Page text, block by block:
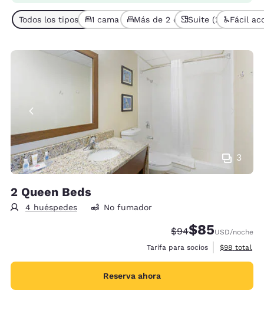
Todos los tipos de habitaciones (5)
1 cama (1) Más de 2 camas (4)
Suite (2) Fácil
3
2 Queen Beds
4 huéspedes No fumador
Tarifa tachada:
$94Tarifa reducida:
$85USD/noche
Tarifa para socios
Ver detalles
$98 total
Reserva ahora